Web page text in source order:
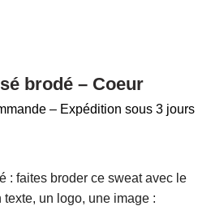
brodé – Coeur
– Expédition sous 3 jours
: faites broder ce sweat avec le
un logo, une image :